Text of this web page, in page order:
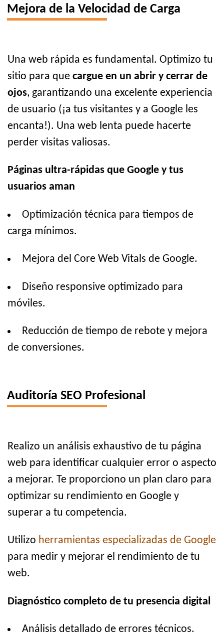
Mejora de la Velocidad de Carga
Una web rápida es fundamental. Optimizo tu
sitio para que cargue en un abrir y cerrar de
ojos, garantizando una excelente experiencia
de usuario (¡a tus visitantes y a Google les
encanta!). Una web lenta puede hacerte
perder visitas valiosas.
Páginas ultra-rápidas que Google y tus
usuarios aman
Optimización técnica para tiempos de
carga mínimos.
Mejora del Core Web Vitals de Google.
Diseño responsive optimizado para
móviles.
Reducción de tiempo de rebote y mejora
de conversiones.
Auditoría SEO Profesional
Realizo un análisis exhaustivo de tu página
web para identificar cualquier error o aspecto
a mejorar. Te proporciono un plan claro para
optimizar su rendimiento en Google y
superar a tu competencia.
Utilizo herramientas especializadas de Google
para medir y mejorar el rendimiento de tu
web.
Diagnóstico completo de tu presencia digital
Análisis detallado de errores técnicos.